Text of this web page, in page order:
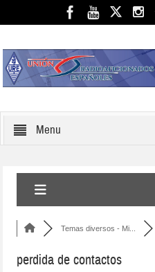
Menu
Temas diversos - Mi...
perdida de contactos